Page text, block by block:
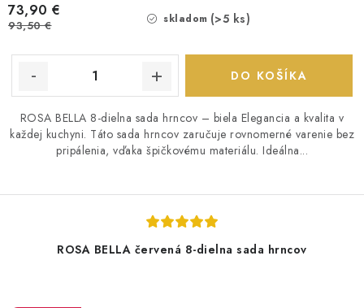
skladom (>5 ks)
73,90 €
93,50 €
DO KOŠÍKA
ROSA BELLA 8-dielna sada hrncov – biela Elegancia a kvalita v
každej kuchyni. Táto sada hrncov zaručuje rovnomerné varenie bez
pripálenia, vďaka špičkovému materiálu. Ideálna...
ROSA BELLA červená 8-dielna sada hrncov